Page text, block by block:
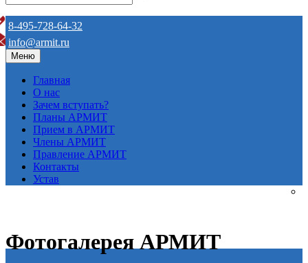
8-495-728-64-32
info@armit.ru
Меню
Главная
О нас
Зачем вступать?
Планы АРМИТ
Прием в АРМИТ
Члены АРМИТ
Правление АРМИТ
Контакты
Устав
Фотогалерея АРМИТ